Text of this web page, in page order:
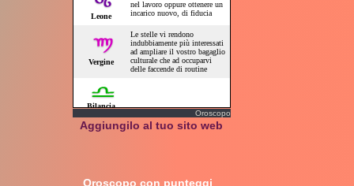
Oroscopo
Aggiungilo al tuo sito web
Oroscopo con punteggi